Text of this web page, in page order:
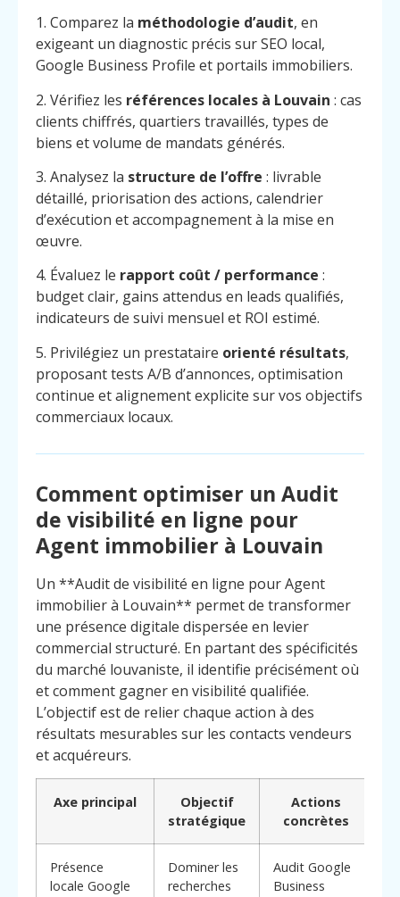
1. Comparez la méthodologie d’audit, en
exigeant un diagnostic précis sur SEO local,
Google Business Profile et portails immobiliers.
2. Vérifiez les références locales à Louvain : cas
clients chiffrés, quartiers travaillés, types de
biens et volume de mandats générés.
3. Analysez la structure de l’offre : livrable
détaillé, priorisation des actions, calendrier
d’exécution et accompagnement à la mise en
œuvre.
4. Évaluez le rapport coût / performance :
budget clair, gains attendus en leads qualifiés,
indicateurs de suivi mensuel et ROI estimé.
5. Privilégiez un prestataire orienté résultats,
proposant tests A/B d’annonces, optimisation
continue et alignement explicite sur vos objectifs
commerciaux locaux.
Comment optimiser un Audit
de visibilité en ligne pour
Agent immobilier à Louvain
Un **Audit de visibilité en ligne pour Agent
immobilier à Louvain** permet de transformer
une présence digitale dispersée en levier
commercial structuré. En partant des spécificités
du marché louvaniste, il identifie précisément où
et comment gagner en visibilité qualifiée.
L’objectif est de relier chaque action à des
résultats mesurables sur les contacts vendeurs
et acquéreurs.
Axe principal
Objectif
stratégique
Actions
concrètes
Présence
locale Google
Dominer les
recherches
Audit Google
Business